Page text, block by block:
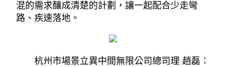
混的需求釀成清楚的計劃，讓一起配合少走彎
路、疾速落地。
杭州市場景立異中間無限公司總司理 趙磊：